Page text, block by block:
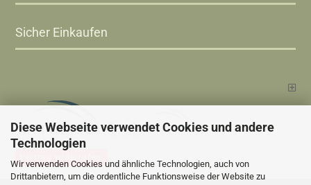
Diese Webseite verwendet Cookies und andere
Technologien
Wir verwenden Cookies und ähnliche Technologien, auch von
Drittanbietern, um die ordentliche Funktionsweise der Website zu
Sicher Einkaufen